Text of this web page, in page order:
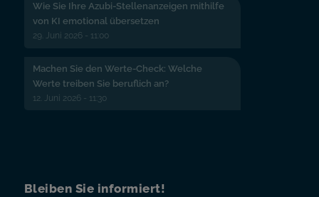
Wie Sie Ihre Azubi-Stellenanzeigen mithilfe
von KI emotional übersetzen
29. Juni 2026 - 11:00
Machen Sie den Werte-Check: Welche
Werte treiben Sie beruflich an?
12. Juni 2026 - 11:30
Bleiben Sie informiert!